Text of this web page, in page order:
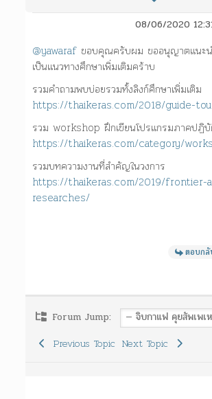
08/06/2020
@yawarafขอบคุณครับผม ขออนุญาตแนะน
เป็นแนวทางศึกษาเพิ่มเติมคร้าบ
รวมคำถามพบบ่อยรวมทั้งลิงก์ศึกษาเพิ่มเติม
https://thaikeras.com/2018/guide-
รวม workshop ฝึกเขียนโปรแกรมภาคปฏิ
https://thaikeras.com/category/
รวมบทความงานที่สำคัญในวงการ
https://thaikeras.com/2019/frontier-
researches/
ตอบกลั
Forum Jump:
Previous Topic Next Topic